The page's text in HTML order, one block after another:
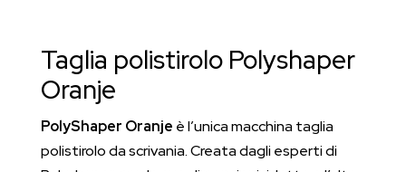
Taglia polistirolo Polyshaper
Oranje
PolyShaper Oranje è l’unica macchina taglia
polistirolo da scrivania. Creata dagli esperti di